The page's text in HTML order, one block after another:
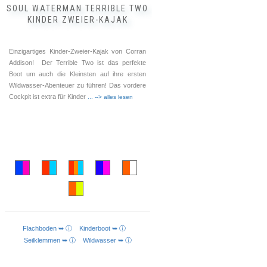
SOUL WATERMAN TERRIBLE TWO
KINDER ZWEIER-KAJAK
Einzigartiges Kinder-Zweier-Kajak von Corran
Addison! Der Terrible Two ist das perfekte
Boot um auch die Kleinsten auf ihre ersten
Wildwasser-Abenteuer zu führen! Das vordere
Cockpit ist extra für Kinder ... --> alles lesen
AUSFÜHRUNG WÄHLEN
Flachboden ➥ ⓘ
Kinderboot ➥ ⓘ
Seilklemmen ➥ ⓘ Wildwasser ➥ ⓘ